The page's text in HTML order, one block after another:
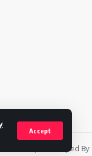
Accept
| Developed By: